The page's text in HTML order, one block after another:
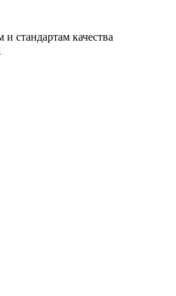
стандартам качества